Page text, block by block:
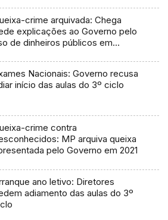
crime arquivada: Chega
explicações ao Governo pelo
de dinheiros públicos em
Nacionais: Governo recusa
início das aulas do 3º ciclo
crime contra
MP arquiva queixa
pelo Governo em 2021
ano letivo: Diretores
adiamento das aulas do 3º